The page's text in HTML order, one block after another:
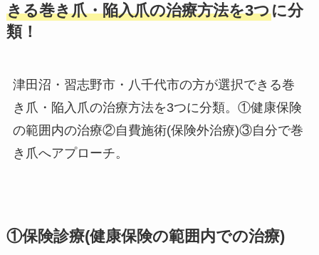
きる巻き爪・陥入爪の治療方法を3つに分
類！
津田沼・習志野市・八千代市の方が選択できる巻
き爪・陥入爪の治療方法を3つに分類。①健康保険
の範囲内の治療②自費施術(保険外治療)③自分で巻
き爪へアプローチ。
①保険診療(健康保険の範囲内での治療)